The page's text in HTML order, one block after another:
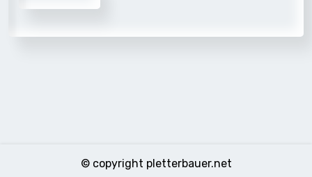
© copyright pletterbauer.net